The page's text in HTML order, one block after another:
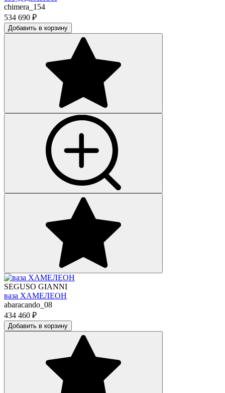
chimera_154
534 690 ₽
Добавить в корзину
SEGUSO GIANNI
ваза ХАМЕЛЕОН
abaracando_08
434 460 ₽
Добавить в корзину